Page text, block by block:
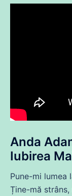
Anda
Iubirea
Pune-mi lumea
Ține-mă strâns,